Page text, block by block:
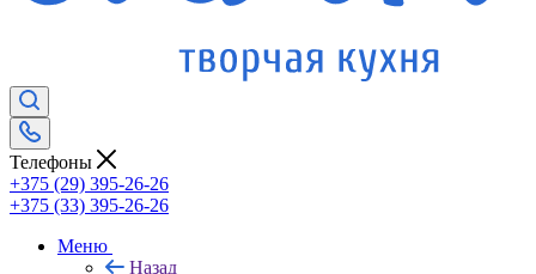
Телефоны
+375 (29) 395-26-26
+375 (33) 395-26-26
Меню
Назад